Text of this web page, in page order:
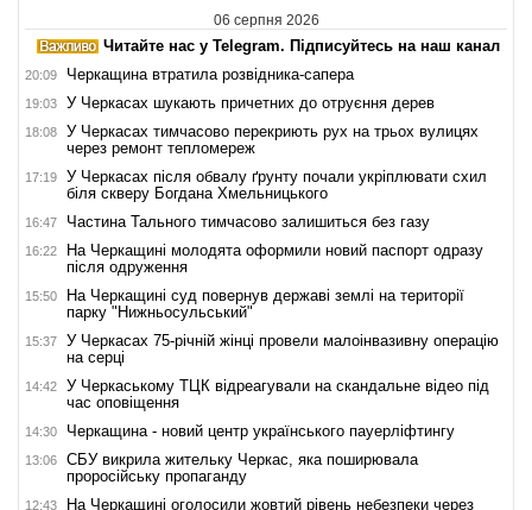
06 серпня 2026
Читайте нас у Telegram. Підписуйтесь на наш канал
20:09 Черкащина втратила розвідника-сапера
19:03 У Черкасах шукають причетних до отруєння дерев
18:08
У Черкасах тимчасово перекриють рух на трьох вулицях
через ремонт тепломереж
17:19
У Черкасах після обвалу ґрунту почали укріплювати схил
біля скверу Богдана Хмельницького
16:47 Частина Тального тимчасово залишиться без газу
16:22
На Черкащині молодята оформили новий паспорт одразу
після одруження
15:50
На Черкащині суд повернув державі землі на території
парку "Нижньосульський"
15:37
У Черкасах 75-річній жінці провели малоінвазивну операцію
на серці
14:42
У Черкаському ТЦК відреагували на скандальне відео під
час оповіщення
14:30 Черкащина - новий центр українського пауерліфтингу
13:06
СБУ викрила жительку Черкас, яка поширювала
проросійську пропаганду
12:43
На Черкащині оголосили жовтий рівень небезпеки через